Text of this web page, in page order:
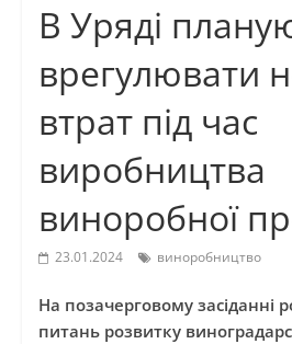
В Уряді
врегулювати
втрат під час
виробництва
виноробної
23.01.2024 виноробництво
На позачерговому засіданні
питань розвитку